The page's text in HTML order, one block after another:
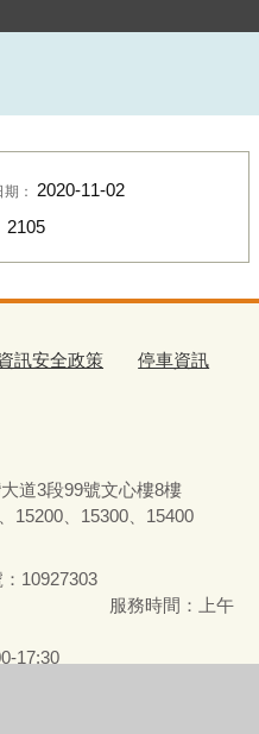
： 2020-11-02
2105
訊安全政策 停車資訊
道3段99號文心樓8樓
15200、15300、15400
： 10927303
：上午
17:30